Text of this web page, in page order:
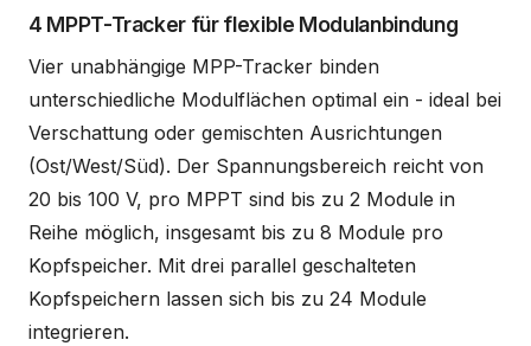
4 MPPT-Tracker für flexible Modulanbindung
Vier unabhängige MPP-Tracker binden
unterschiedliche Modulflächen optimal ein - ideal bei
Verschattung oder gemischten Ausrichtungen
(Ost/West/Süd). Der Spannungsbereich reicht von
20 bis 100 V, pro MPPT sind bis zu 2 Module in
Reihe möglich, insgesamt bis zu 8 Module pro
Kopfspeicher. Mit drei parallel geschalteten
Kopfspeichern lassen sich bis zu 24 Module
integrieren.